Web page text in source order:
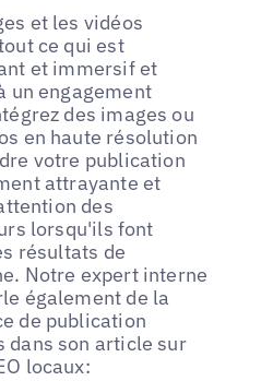
et les vidéos
ce qui est
et immersif et
un engagement
des images ou
en haute résolution
votre publication
attrayante et
des
lorsqu'ils font
résultats de
Notre expert interne
également de la
de publication
dans son article sur
locaux: